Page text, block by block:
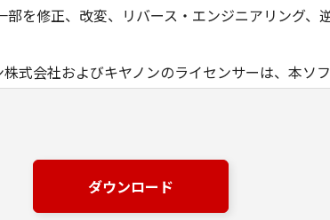
を修正、改変、リバース・エンジニアリング、
式会社およびキヤノンのライセンサーは、本ソ
と、または本ソフトウェアに瑕疵がないこと、
ついて、いかなる場合においても一切の責任を
より必要な許可等を得ることなしに、本ソフトウ
ダウンロード